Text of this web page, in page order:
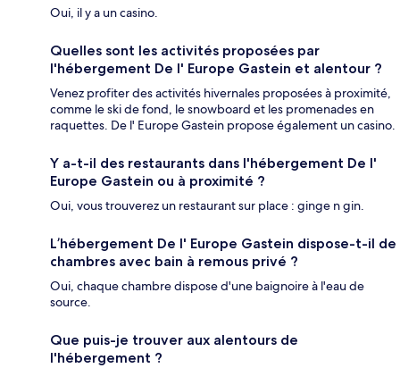
Oui, il y a un casino.
Quelles sont les activités proposées par
l'hébergement De l' Europe Gastein et alentour ?
Venez profiter des activités hivernales proposées à proximité,
comme le ski de fond, le snowboard et les promenades en
raquettes. De l' Europe Gastein propose également un casino.
Y a-t-il des restaurants dans l'hébergement De l'
Europe Gastein ou à proximité ?
Oui, vous trouverez un restaurant sur place : ginge n gin.
L’hébergement De l' Europe Gastein dispose-t-il de
chambres avec bain à remous privé ?
Oui, chaque chambre dispose d'une baignoire à l'eau de
source.
Que puis-je trouver aux alentours de
l'hébergement ?